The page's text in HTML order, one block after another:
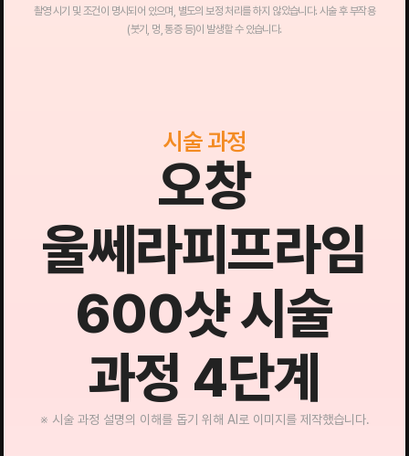
촬영 시기 및 조건이 명시되어 있으며, 별도의 보정 처리를 하지 않았습니다. 시술 후 부작용
(붓기, 멍, 통증 등)이 발생할 수 있습니다.
시술 과정
오창
울쎄라피프라임
600샷 시술
과정 4단계
※ 시술 과정 설명의 이해를 돕기 위해 AI로 이미지를 제작했습니다.